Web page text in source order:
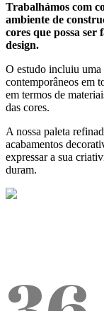
Trabalhámos com
ambiente de
cores que possa
design.
O estudo incluiu uma
contemporâneos em
em termos de
das cores.
A nossa paleta
acabamentos
expressar a sua
duram.